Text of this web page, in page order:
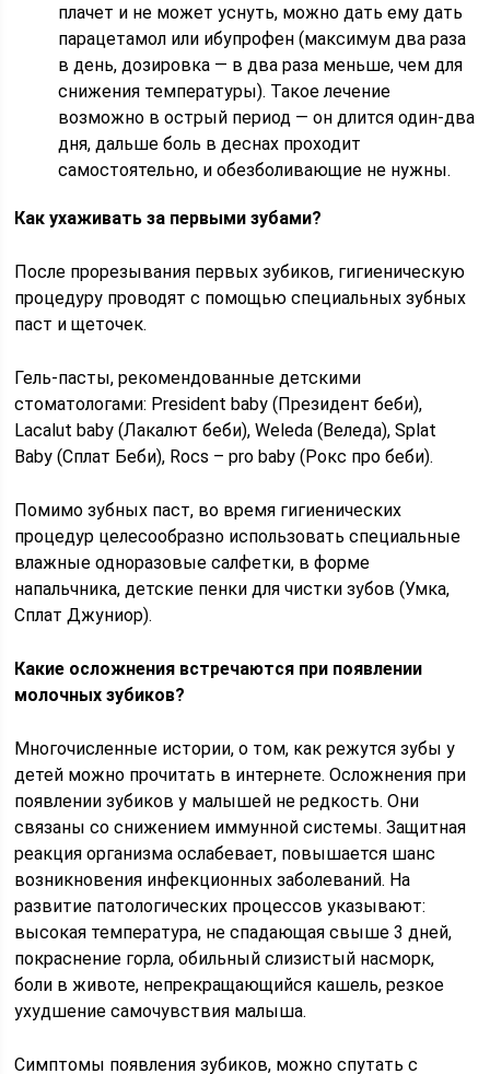
плачет и не может уснуть, можно дать ему дать
парацетамол или ибупрофен (максимум два раза
в день, дозировка — в два раза меньше, чем для
снижения температуры). Такое лечение
возможно в острый период — он длится один-два
дня, дальше боль в деснах проходит
самостоятельно, и обезболивающие не нужны.
Как ухаживать за первыми зубами?
После прорезывания первых зубиков, гигиеническую
процедуру проводят с помощью специальных зубных
паст и щеточек.
Гель-пасты, рекомендованные детскими
стоматологами: President baby (Президент беби),
Lacalut baby (Лакалют беби), Weleda (Веледа), Splat
Baby (Сплат Беби), Rocs – pro baby (Рокс про беби).
Помимо зубных паст, во время гигиенических
процедур целесообразно использовать специальные
влажные одноразовые салфетки, в форме
напальчника, детские пенки для чистки зубов (Умка,
Сплат Джуниор).
Какие осложнения встречаются при появлении
молочных зубиков?
Многочисленные истории, о том, как режутся зубы у
детей можно прочитать в интернете. Осложнения при
появлении зубиков у малышей не редкость. Они
связаны со снижением иммунной системы. Защитная
реакция организма ослабевает, повышается шанс
возникновения инфекционных заболеваний. На
развитие патологических процессов указывают:
высокая температура, не спадающая свыше 3 дней,
покраснение горла, обильный слизистый насморк,
боли в животе, непрекращающийся кашель, резкое
ухудшение самочувствия малыша.
Симптомы появления зубиков, можно спутать с